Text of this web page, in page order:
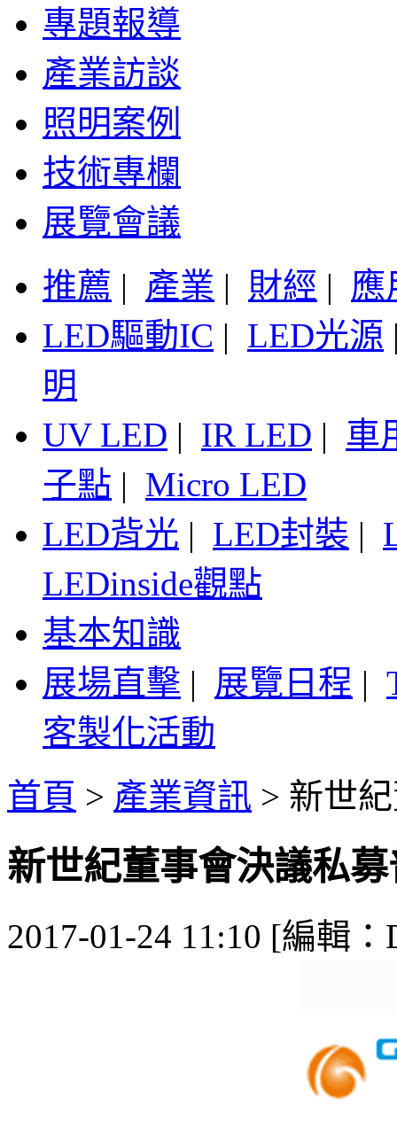
專題報導
產業訪談
照明案例
技術專欄
展覽會議
推薦 | 產業 | 財經 | 應
LED驅動IC | LED光源
明
UV LED | IR LED | 車
子點 | Micro LED
LED背光 | LED封裝 |
LEDinside觀點
基本知識
展場直擊 | 展覽日程 |
客製化活動
首頁 > 產業資訊 > 新世
新世紀董事會決議私
2017-01-24 11:10 [編輯